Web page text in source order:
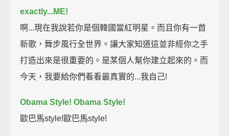
exactly...ME!
啊...現在我說若你是個韓國當紅明星。而且你有一首
新歌，舞步風行全世界。讓大家知道這並非經你之手
打造出來是很重要的。是某個人幫你建立起來的。而
今天，我要給你們看看最真實的...我自己!
Obama Style! Obama Style!
歐巴馬style!歐巴馬style!